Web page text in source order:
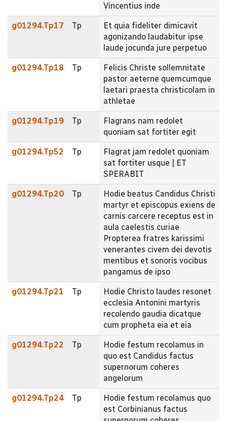
Vincentius inde
g01294.Tp17 Tp
Et quia fideliter dimicavit
agonizando laudabitur ipse
laude jocunda jure perpetuo
g01294.Tp18 Tp
Felicis Christe sollemnitate
pastor aeterne quemcumque
laetari praesta christicolam in
athletae
g01294.Tp19 Tp
Flagrans nam redolet
quoniam sat fortiter egit
g01294.Tp52 Tp
Flagrat jam redolet quoniam
sat fortiter usque | ET
SPERABIT
g01294.Tp20 Tp
Hodie beatus Candidus Christi
martyr et episcopus exiens de
carnis carcere receptus est in
aula caelestis curiae
Propterea fratres karissimi
venerantes civem dei devotis
mentibus et sonoris vocibus
pangamus de ipso
g01294.Tp21 Tp
Hodie Christo laudes resonet
ecclesia Antonini martyris
recolendo gaudia dicatque
cum propheta eia et eia
g01294.Tp22 Tp
Hodie festum recolamus in
quo est Candidus factus
supernorum coheres
angelorum
g01294.Tp24 Tp
Hodie festum recolamus quo
est Corbinianus factus